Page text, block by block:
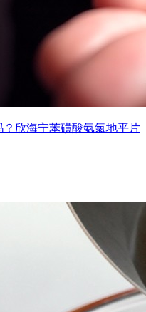
欣海宁苯磺酸氨氯地平片